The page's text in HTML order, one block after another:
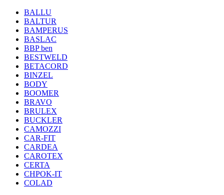
BALLU
BALTUR
BAMPERUS
BASLAC
BBP ben
BESTWELD
BETACORD
BINZEL
BODY
BOOMER
BRAVO
BRULEX
BUCKLER
CAMOZZI
CAR-FIT
CARDEA
CAROTEX
CERTA
CHPOK-IT
COLAD